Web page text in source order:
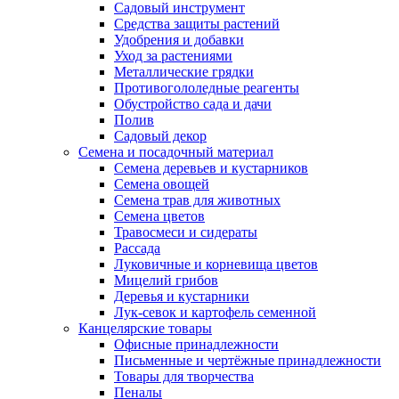
Садовый инструмент
Средства защиты растений
Удобрения и добавки
Уход за растениями
Металлические грядки
Противогололедные реагенты
Обустройство сада и дачи
Полив
Садовый декор
Семена и посадочный материал
Семена деревьев и кустарников
Семена овощей
Семена трав для животных
Семена цветов
Травосмеси и сидераты
Рассада
Луковичные и корневища цветов
Мицелий грибов
Деревья и кустарники
Лук-севок и картофель семенной
Канцелярские товары
Офисные принадлежности
Письменные и чертёжные принадлежности
Товары для творчества
Пеналы